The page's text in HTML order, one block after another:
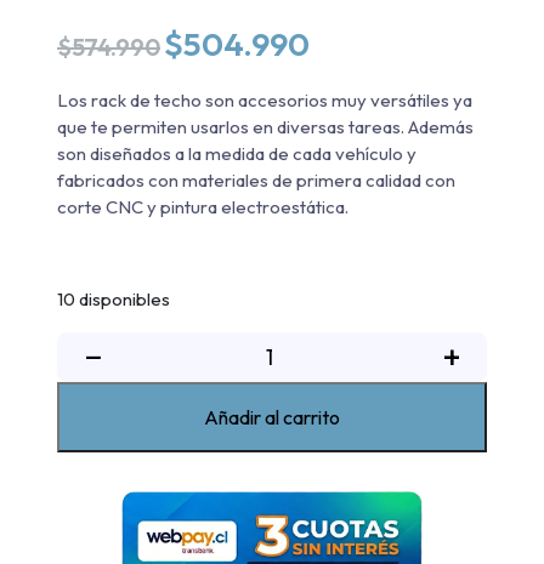
$574.990 El
precio
original
era:
$574.990.
$504.990
es:
$504.990.
Los rack de techo son accesorios muy versátiles ya
que te permiten usarlos en diversas tareas. Además
son diseñados a la medida de cada vehículo y
fabricados con materiales de primera calidad con
corte CNC y pintura electroestática.
10 disponibles
−
2020-
2025
cantidad
+
Añadir al carrito